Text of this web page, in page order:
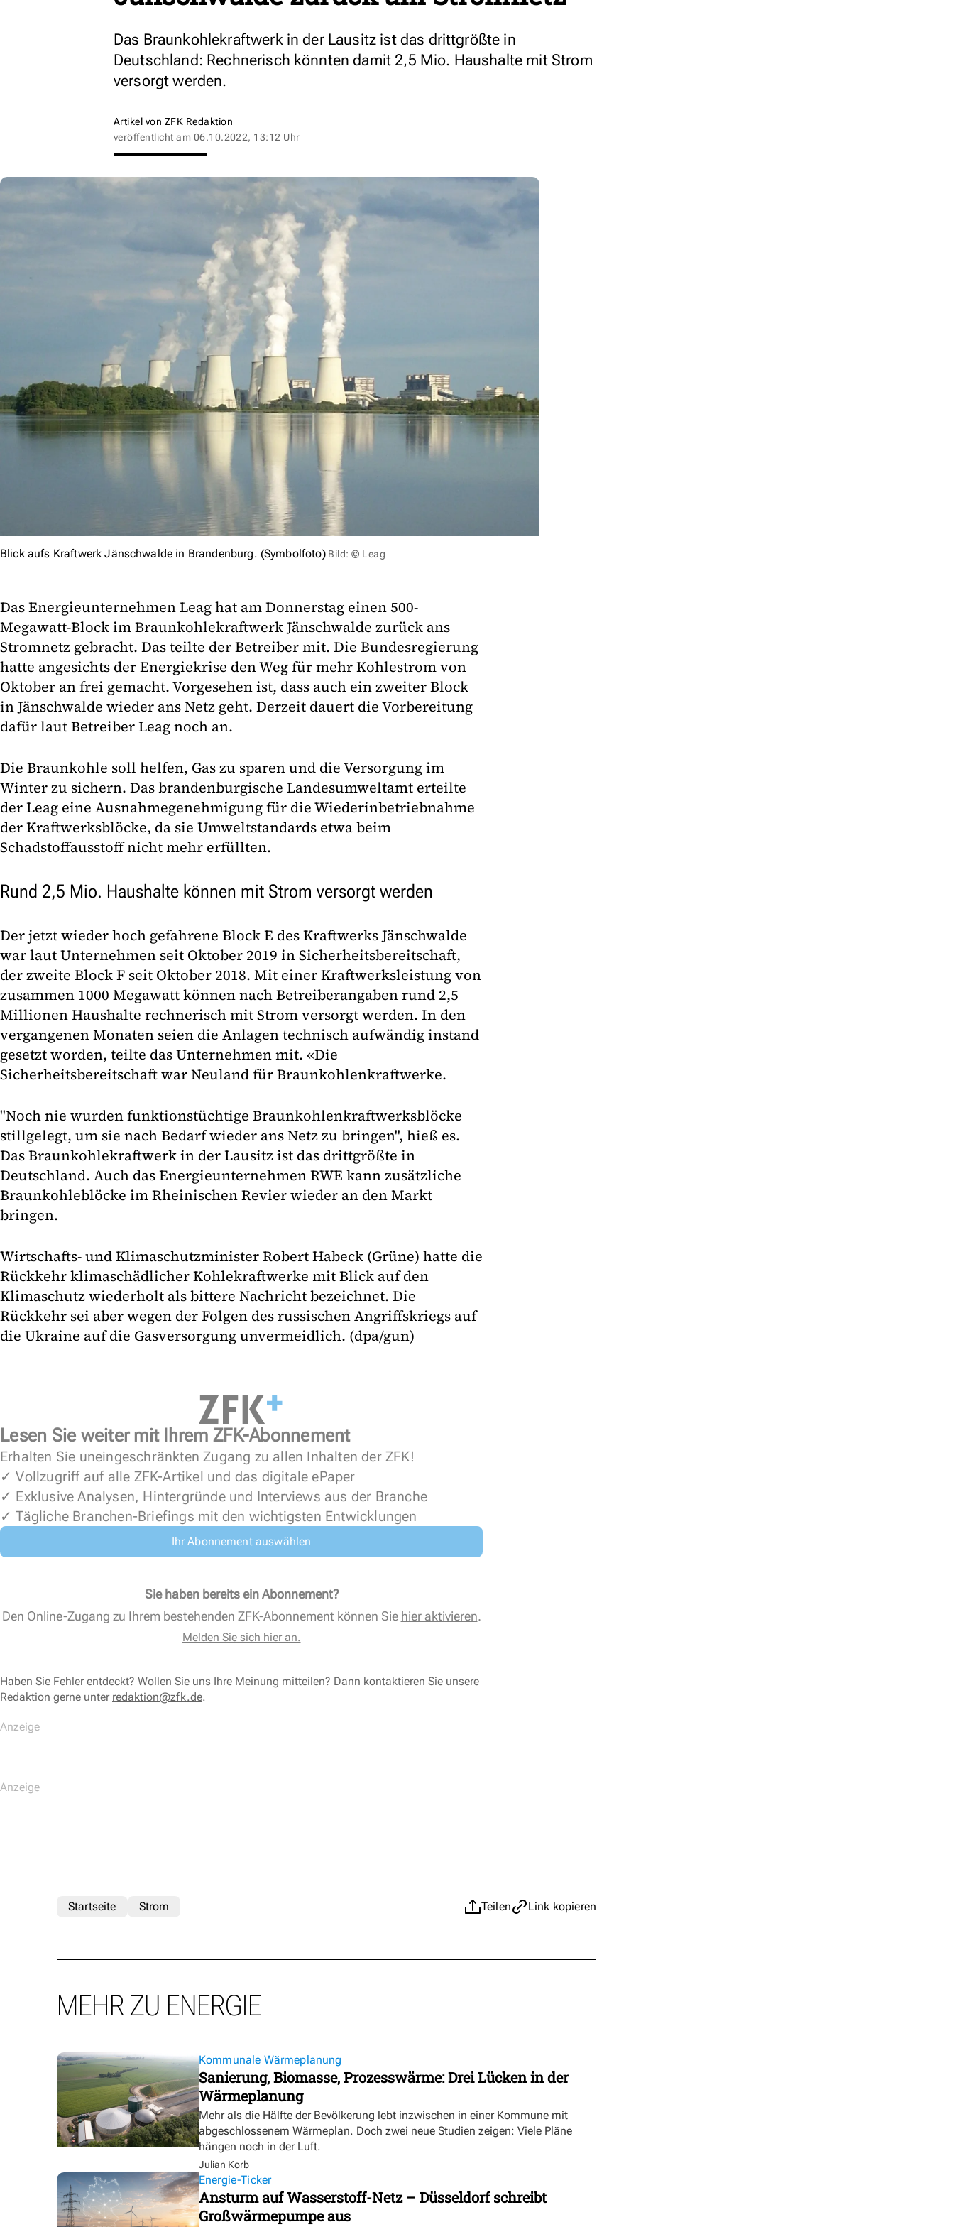
Das Braunkohlekraftwerk in der Lausitz ist das drittgrößte in
Deutschland: Rechnerisch könnten damit 2,5 Mio. Haushalte mit Strom
versorgt werden.
Artikel von ZFK Redaktion
veröffentlicht am 06.10.2022, 13:12 Uhr
Blick aufs Kraftwerk Jänschwalde in Brandenburg. (Symbolfoto) Bild: © Leag
Das Energieunternehmen Leag hat am Donnerstag einen 500-
Megawatt-Block im Braunkohlekraftwerk Jänschwalde zurück ans
Stromnetz gebracht. Das teilte der Betreiber mit. Die Bundesregierung
hatte angesichts der Energiekrise den Weg für mehr Kohlestrom von
Oktober an frei gemacht. Vorgesehen ist, dass auch ein zweiter Block
in Jänschwalde wieder ans Netz geht. Derzeit dauert die Vorbereitung
dafür laut Betreiber Leag noch an.
Die Braunkohle soll helfen, Gas zu sparen und die Versorgung im
Winter zu sichern. Das brandenburgische Landesumweltamt erteilte
der Leag eine Ausnahmegenehmigung für die Wiederinbetriebnahme
der Kraftwerksblöcke, da sie Umweltstandards etwa beim
Schadstoffausstoff nicht mehr erfüllten.
Rund 2,5 Mio. Haushalte können mit Strom versorgt werden
Der jetzt wieder hoch gefahrene Block E des Kraftwerks Jänschwalde
war laut Unternehmen seit Oktober 2019 in Sicherheitsbereitschaft,
der zweite Block F seit Oktober 2018. Mit einer Kraftwerksleistung von
zusammen 1000 Megawatt können nach Betreiberangaben rund 2,5
Millionen Haushalte rechnerisch mit Strom versorgt werden. In den
vergangenen Monaten seien die Anlagen technisch aufwändig instand
gesetzt worden, teilte das Unternehmen mit. «Die
Sicherheitsbereitschaft war Neuland für Braunkohlenkraftwerke.
"Noch nie wurden funktionstüchtige Braunkohlenkraftwerksblöcke
stillgelegt, um sie nach Bedarf wieder ans Netz zu bringen", hieß es.
Das Braunkohlekraftwerk in der Lausitz ist das drittgrößte in
Deutschland. Auch das Energieunternehmen RWE kann zusätzliche
Braunkohleblöcke im Rheinischen Revier wieder an den Markt
bringen.
Wirtschafts- und Klimaschutzminister Robert Habeck (Grüne) hatte die
Rückkehr klimaschädlicher Kohlekraftwerke mit Blick auf den
Klimaschutz wiederholt als bittere Nachricht bezeichnet. Die
Rückkehr sei aber wegen der Folgen des russischen Angriffskriegs auf
die Ukraine auf die Gasversorgung unvermeidlich. (dpa/gun)
Lesen Sie weiter mit Ihrem ZFK-Abonnement
Erhalten Sie uneingeschränkten Zugang zu allen Inhalten der ZFK!
✓ Vollzugriff auf alle ZFK-Artikel und das digitale ePaper
✓ Exklusive Analysen, Hintergründe und Interviews aus der Branche
✓ Tägliche Branchen-Briefings mit den wichtigsten Entwicklungen
Ihr Abonnement auswählen
Sie haben bereits ein Abonnement?
Den Online-Zugang zu Ihrem bestehenden ZFK-Abonnement können Sie hier aktivieren.
Melden Sie sich hier an.
Haben Sie Fehler entdeckt? Wollen Sie uns Ihre Meinung mitteilen? Dann kontaktieren Sie unsere
Redaktion gerne unter redaktion@zfk.de.
Teilen Link kopieren
Startseite Strom
MEHR ZU ENERGIE
Kommunale Wärmeplanung
Sanierung, Biomasse, Prozesswärme: Drei Lücken in der
Wärmeplanung
Mehr als die Hälfte der Bevölkerung lebt inzwischen in einer Kommune mit
abgeschlossenem Wärmeplan. Doch zwei neue Studien zeigen: Viele Pläne
hängen noch in der Luft.
Julian Korb
Energie-Ticker
Ansturm auf Wasserstoff-Netz – Düsseldorf schreibt
Großwärmepumpe aus